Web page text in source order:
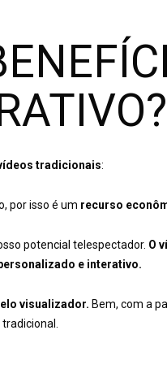
tradicionais:
por isso é um recurso
potencial telespectador. O
e interativo.
visualizador. Bem, com a